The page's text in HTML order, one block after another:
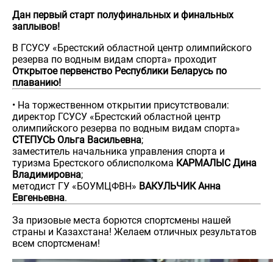
Дан первый старт полуфинальных и финальных
заплывов!
В ГСУСУ «Брестский областной центр олимпийского
резерва по водным видам спорта» проходит
Открытое первенство Республики Беларусь по
плаванию!
• На торжественном открытии присутствовали:
директор ГСУСУ «Брестский областной центр
олимпийского резерва по водным видам спорта»
СТЕПУСЬ Ольга Васильевна;
заместитель начальника управления спорта и
туризма Брестского облисполкома КАРМАЛЫС Дина
Владимировна;
методист ГУ «БОУМЦФВН» ВАКУЛЬЧИК Анна
Евгеньевна.
За призовые места борются спортсмены нашей
страны и Казахстана! Желаем отличных результатов
всем спортсменам!